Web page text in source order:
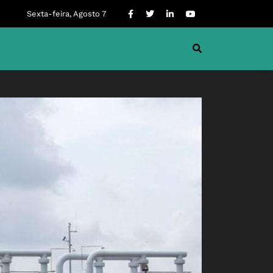
Sexta-feira, Agosto 7